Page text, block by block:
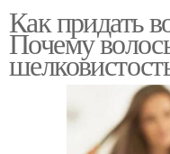
Как придать
Почему